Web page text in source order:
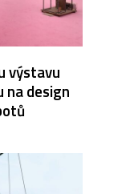
výstavu
na design